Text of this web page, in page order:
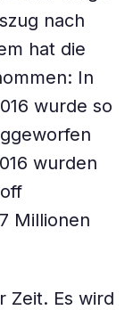
nach
hat die
In
wurde so
wurden
Millionen
Zeit. Es wird